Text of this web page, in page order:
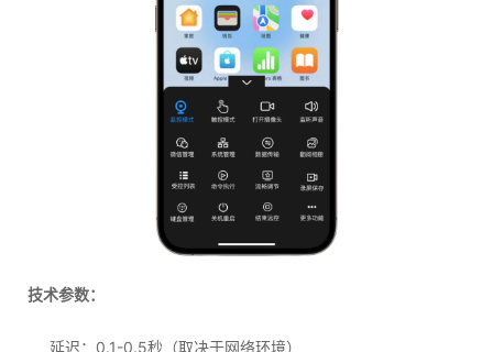
技术参数：
延迟：0.1-0.5秒（取决于网络环境）